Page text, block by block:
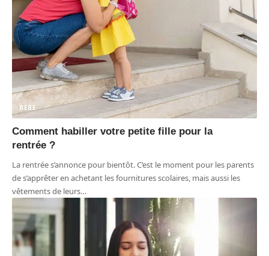
BÉBÉ
Comment habiller votre petite fille pour la
rentrée ?
La rentrée s’annonce pour bientôt. C’est le moment pour les parents
de s’apprêter en achetant les fournitures scolaires, mais aussi les
vêtements de leurs…